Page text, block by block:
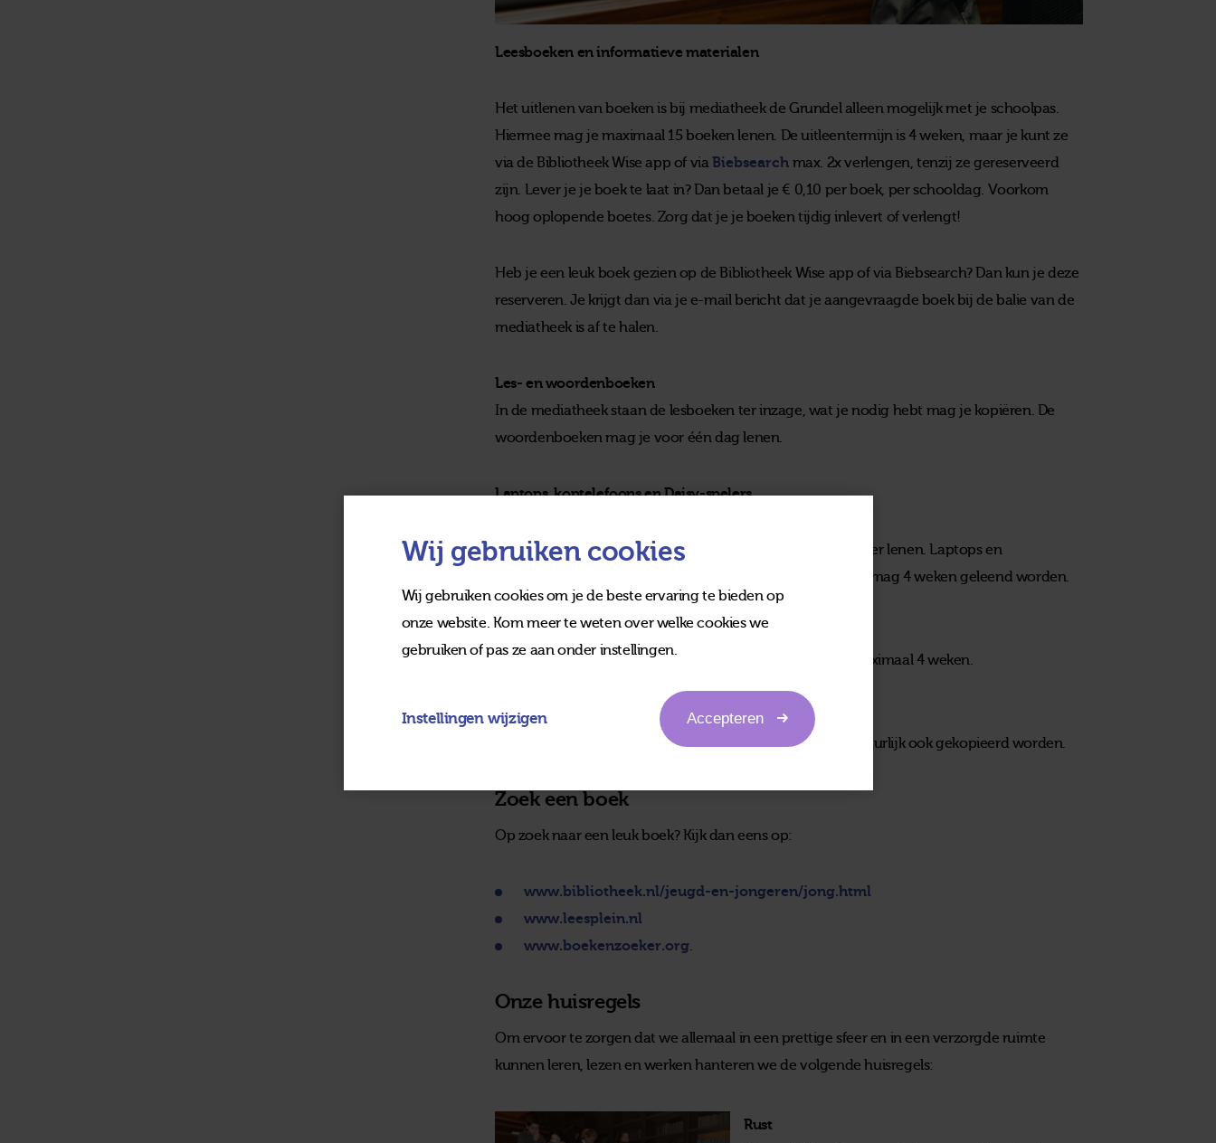
Leesboeken en informatieve materialen
Het uitlenen van boeken is bij mediatheek de Grundel alleen mogelijk met je schoolpas.
Hiermee mag je maximaal 15 boeken lenen. De uitleentermijn is 4 weken, maar je kunt ze
via de Bibliotheek Wise app of via Biebsearch max. 2x verlengen, tenzij ze gereserveerd
zijn. Lever je je boek te laat in? Dan betaal je € 0,10 per boek, per schooldag. Voorkom
hoog oplopende boetes. Zorg dat je je boeken tijdig inlevert of verlengt!
Heb je een leuk boek gezien op de Bibliotheek Wise app of via Biebsearch? Dan kun je deze
reserveren. Je krijgt dan via je e-mail bericht dat je aangevraagde boek bij de balie van de
mediatheek is af te halen.
Les- en woordenboeken
In de mediatheek staan de lesboeken ter inzage, wat je nodig hebt mag je kopiëren. De
woordenboeken mag je voor één dag lenen.
Laptops, koptelefoons en Daisy-spelers
Je kunt bij ons ook laptops, koptelefoons of een Daisy-speler lenen. Laptops en
koptelefoons breng je dezelfde dag terug, de Daisy-speler mag 4 weken geleend worden.
Voor het lenen van DVD’s geldt een uitleentermijn van maximaal 4 weken.
Tijdschriften
Ook de tijdschriften worden uitgeleend, en ze mogen natuurlijk ook gekopieerd worden.
Zoek een boek
Op zoek naar een leuk boek? Kijk dan eens op:
www.bibliotheek.nl/jeugd-en-jongeren/jong.html
www.leesplein.nl
www.boekenzoeker.org.
Onze huisregels
Om ervoor te zorgen dat we allemaal in een prettige sfeer en in een verzorgde ruimte
kunnen leren, lezen en werken hanteren we de volgende huisregels:
Rust
Wij gebruiken cookies
Wij gebruiken cookies om je de beste ervaring te bieden op
onze website. Kom meer te weten over welke cookies we
gebruiken of pas ze aan onder instellingen.
Instellingen wijzigen Accepteren